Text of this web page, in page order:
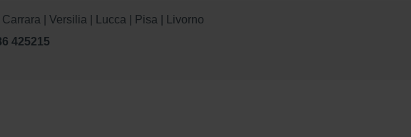
| Versilia | Lucca | Pisa | Livorno
425215